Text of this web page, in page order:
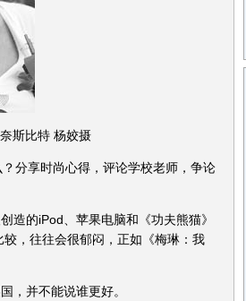
斯比特 杨姣摄
分享时尚心得，评论学校老师，争论
造的iPod、苹果电脑和《功夫熊猫》
，往往会很郁闷，正如《梅琳：我
，并不能说谁更好。